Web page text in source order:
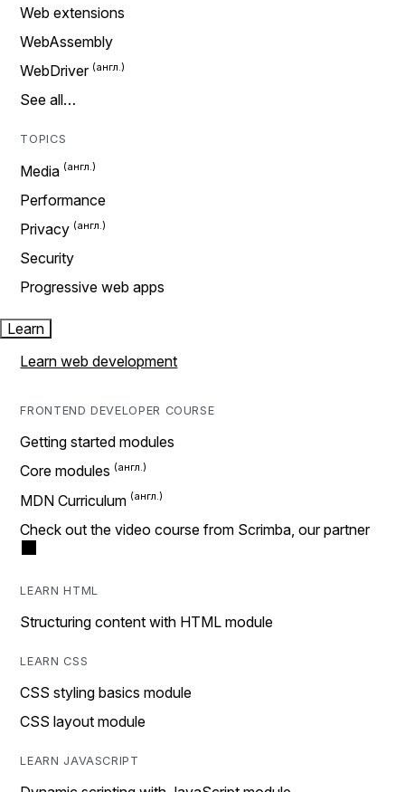
Web extensions
WebAssembly
WebDriver
See all…
TOPICS
Media
Performance
Privacy
Security
Progressive web apps
Learn
Learn web development
FRONTEND DEVELOPER COURSE
Getting started modules
Core modules
MDN Curriculum
Check out the video course from Scrimba, our partner
LEARN HTML
Structuring content with HTML module
LEARN CSS
CSS styling basics module
CSS layout module
LEARN JAVASCRIPT